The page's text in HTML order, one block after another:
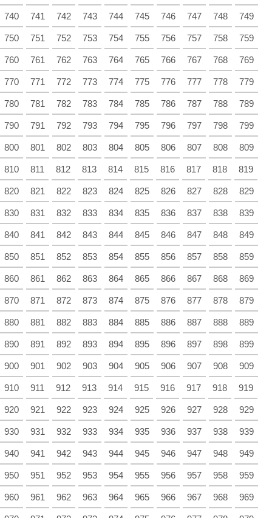
740 741 742 743 744 745 746 747 748 749
750 751 752 753 754 755 756 757 758 759
760 761 762 763 764 765 766 767 768 769
770 771 772 773 774 775 776 777 778 779
780 781 782 783 784 785 786 787 788 789
790 791 792 793 794 795 796 797 798 799
800 801 802 803 804 805 806 807 808 809
810 811 812 813 814 815 816 817 818 819
820 821 822 823 824 825 826 827 828 829
830 831 832 833 834 835 836 837 838 839
840 841 842 843 844 845 846 847 848 849
850 851 852 853 854 855 856 857 858 859
860 861 862 863 864 865 866 867 868 869
870 871 872 873 874 875 876 877 878 879
880 881 882 883 884 885 886 887 888 889
890 891 892 893 894 895 896 897 898 899
900 901 902 903 904 905 906 907 908 909
910 911 912 913 914 915 916 917 918 919
920 921 922 923 924 925 926 927 928 929
930 931 932 933 934 935 936 937 938 939
940 941 942 943 944 945 946 947 948 949
950 951 952 953 954 955 956 957 958 959
960 961 962 963 964 965 966 967 968 969